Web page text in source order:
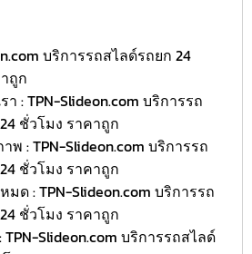
บริการรถสไลด์รถยก 24
ถูก
า : TPN-Slideon.com บริการรถ
ชั่วโมง ราคาถูก
พ : TPN-Slideon.com บริการรถ
ชั่วโมง ราคาถูก
ด : TPN-Slideon.com บริการรถ
ชั่วโมง ราคาถูก
TPN-Slideon.com บริการรถสไลด์